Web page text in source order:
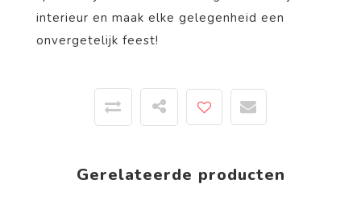
interieur en maak elke gelegenheid een
onvergetelijk feest!
Gerelateerde producten